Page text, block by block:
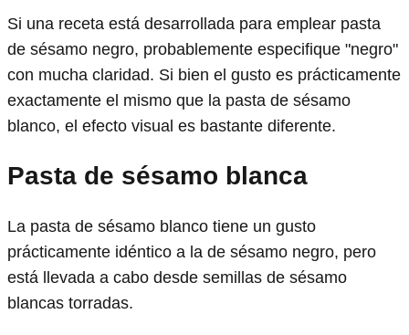
Si una receta está desarrollada para emplear pasta
de sésamo negro, probablemente especifique "negro"
con mucha claridad. Si bien el gusto es prácticamente
exactamente el mismo que la pasta de sésamo
blanco, el efecto visual es bastante diferente.
Pasta de sésamo blanca
La pasta de sésamo blanco tiene un gusto
prácticamente idéntico a la de sésamo negro, pero
está llevada a cabo desde semillas de sésamo
blancas torradas.